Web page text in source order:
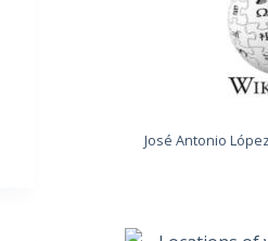
José Antonio